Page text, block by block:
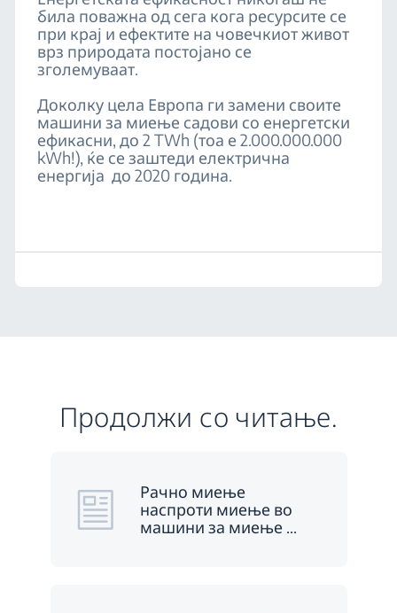
била поважна од сега кога ресурсите се
при крај и ефектите на човечкиот живот
врз природата постојано се
зголемуваат.
Доколку цела Европа ги замени своите
машини за миење садови со енергетски
ефикасни, до 2 TWh (тоа е 2.000.000.000
kWh!), ќе се заштеди електрична
енергија до 2020 година.
Продолжи со читање.
Рачно миење
наспроти миење во
машини за миење …